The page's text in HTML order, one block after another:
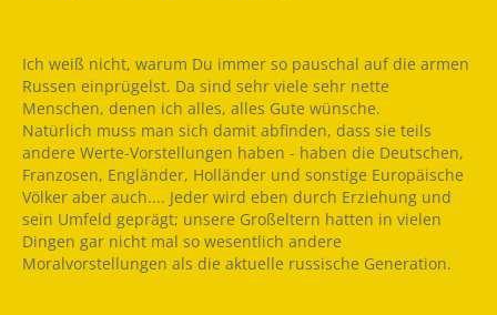
Ich weiß nicht, warum Du immer so pauschal auf die armen
Russen einprügelst. Da sind sehr viele sehr nette
Menschen, denen ich alles, alles Gute wünsche.
Natürlich muss man sich damit abfinden, dass sie teils
andere Werte-Vorstellungen haben - haben die Deutschen,
Franzosen, Engländer, Holländer und sonstige Europäische
Völker aber auch.... Jeder wird eben durch Erziehung und
sein Umfeld geprägt; unsere Großeltern hatten in vielen
Dingen gar nicht mal so wesentlich andere
Moralvorstellungen als die aktuelle russische Generation.